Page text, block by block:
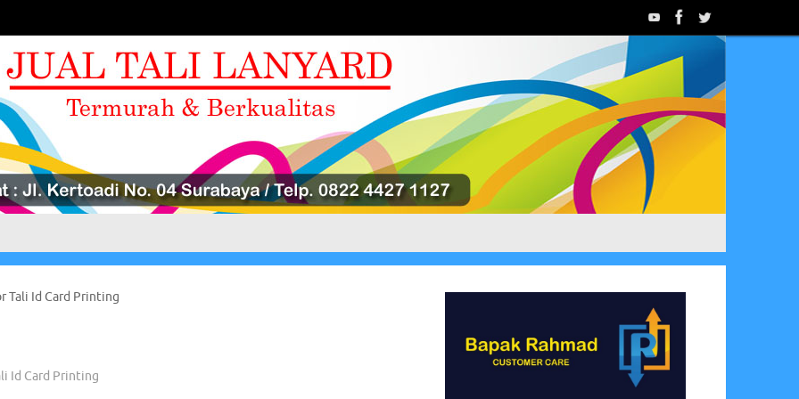
Tali Id Card Printing
Id Card Printing